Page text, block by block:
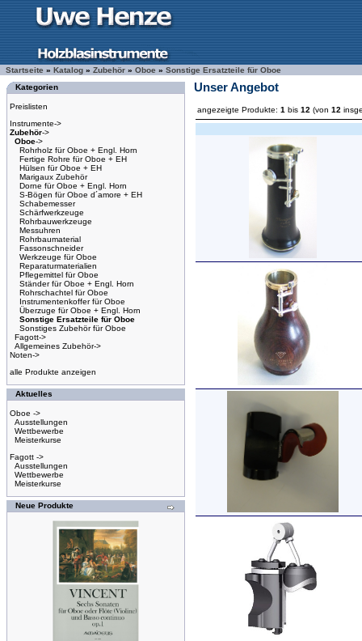
Startseite » Katalog » Zubehör » Oboe » Sonstige Ersatzteile für Oboe
Kategorien
Preislisten
Instrumente->
Zubehör->
Oboe->
Rohrholz für Oboe + Engl. Horn
Fertige Rohre für Oboe + EH
Hülsen für Oboe + EH
Marigaux Zubehör
Dorne für Oboe + Engl. Horn
S-Bögen für Oboe d´amore + EH
Schabemesser
Schärfwerkzeuge
Rohrbauwerkzeuge
Messuhren
Rohrbaumaterial
Fassonschneider
Werkzeuge für Oboe
Reparaturmaterialien
Pflegemittel für Oboe
Ständer für Oboe + Engl. Horn
Rohrschachtel für Oboe
Instrumentenkoffer für Oboe
Überzuge für Oboe + Engl. Horn
Sonstige Ersatzteile für Oboe
Sonstiges Zubehör für Oboe
Fagott->
Allgemeines Zubehör->
Noten->
alle Produkte anzeigen
Aktuelles
Oboe ->
Ausstellungen
Wettbewerbe
Meisterkurse
Fagott ->
Ausstellungen
Wettbewerbe
Meisterkurse
Neue Produkte
Unser Angebot
angezeigte Produkte: 1 bis 12 (von 12